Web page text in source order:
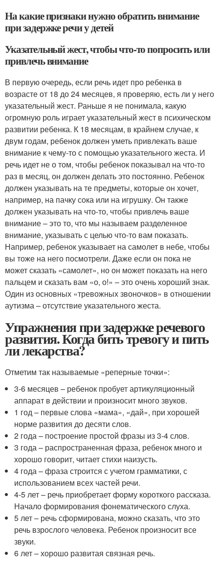
На какие признаки нужно обратить внимание
при задержке речи у детей
Указательный жест, чтобы что-то попросить или
привлечь внимание
В первую очередь, если речь идет про ребенка в
возрасте от 18 до 24 месяцев, я проверяю, есть ли у него
указательный жест. Раньше я не понимала, какую
огромную роль играет указательный жест в психическом
развитии ребенка. К 18 месяцам, в крайнем случае, к
двум годам, ребенок должен уметь привлекать ваше
внимание к чему-то с помощью указательного жеста. И
речь идет не о том, чтобы ребенок показывал на что-то
раз в месяц, он должен делать это постоянно. Ребенок
должен указывать на те предметы, которые он хочет,
например, на пачку сока или на игрушку. Он также
должен указывать на что-то, чтобы привлечь ваше
внимание – это то, что мы называем разделенное
внимание, указывать с целью что-то вам показать.
Например, ребенок указывает на самолет в небе, чтобы
вы тоже на него посмотрели. Даже если он пока не
может сказать «самолет», но он может показать на него
пальцем и сказать вам «о, о!» – это очень хороший знак.
Один из основных «тревожных звоночков» в отношении
аутизма – отсутствие указательного жеста.
Упражнения при задержке речевого
развития. Когда бить тревогу и пить
ли лекарства?
Отметим так называемые «реперные точки»:
3-6 месяцев – ребенок пробует артикуляционный
аппарат в действии и произносит много звуков.
1 год – первые слова «мама», «дай», при хорошей
норме развития до десяти слов.
2 года – построение простой фразы из 3-4 слов.
3 года – распространенная фраза, ребенок много и
хорошо говорит, читает стихи наизусть.
4 года – фраза строится с учетом грамматики, с
использованием всех частей речи.
4-5 лет – речь приобретает форму короткого рассказа.
Начало формирования фонематического слуха.
5 лет – речь сформирована, можно сказать, что это
речь взрослого человека. Ребенок произносит все
звуки.
6 лет – хорошо развитая связная речь.